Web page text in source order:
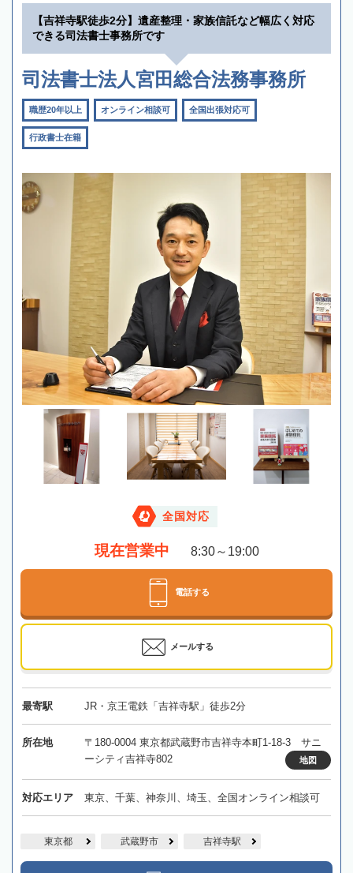
【吉祥寺駅徒歩2分】遺産整理・家族信託など幅広く対応
できる司法書士事務所です
司法書士法人宮田総合法務事務所
職歴20年以上 オンライン相談可 全国出張対応可
行政書士在籍
全国対応
現在営業中 8:30～19:00
電話する
メールする
最寄駅 JR・京王電鉄「吉祥寺駅」徒歩2分
所在地
〒180-0004 東京都武蔵野市吉祥寺本町1-18-3 サニ
ーシティ吉祥寺802
地図
対応エリア 東京、千葉、神奈川、埼玉、全国オンライン相談可
東京都 武蔵野市 吉祥寺駅